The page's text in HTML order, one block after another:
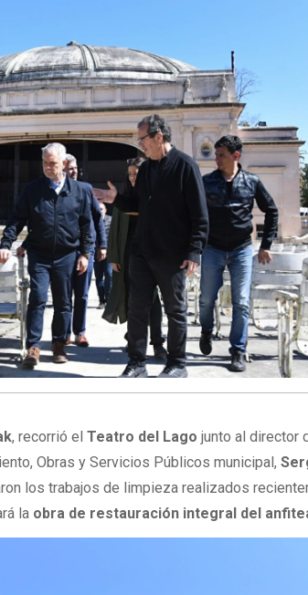
, recorrió elTeatro del Lago junto al director
Obras y Servicios Públicos municipal,
los trabajos de limpieza realizados
la obra de restauración integral del